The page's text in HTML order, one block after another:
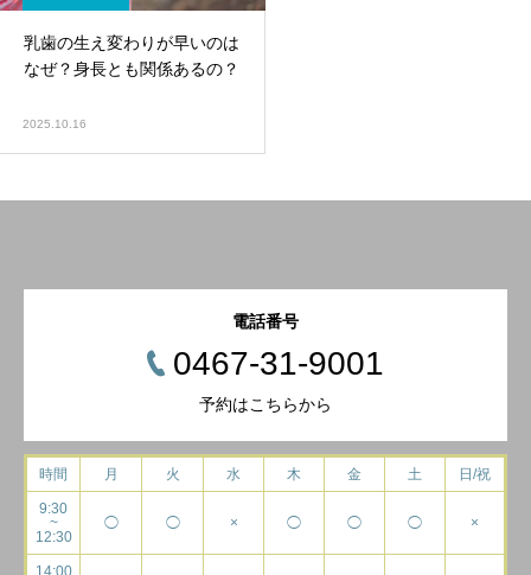
乳歯の生え変わりが早いのは
なぜ？身長とも関係あるの？
2025.10.16
電話番号
0467-31-9001
予約はこちらから
時間 月 火 水 木 金 土 日/祝
9:30
~
12:30
◯ ◯ × ◯ ◯ ◯ ×
14:00